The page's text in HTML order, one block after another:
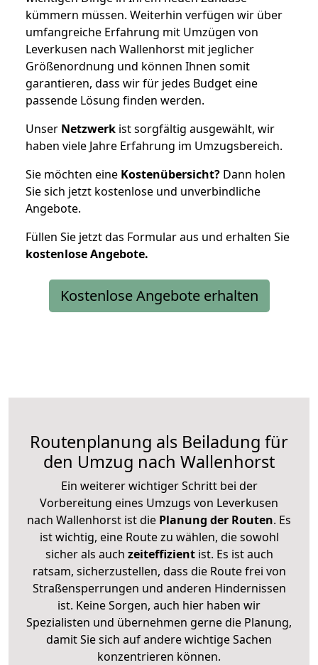
kümmern müssen. Weiterhin verfügen wir über
umfangreiche Erfahrung mit Umzügen von
Leverkusen nach Wallenhorst mit jeglicher
Größenordnung und können Ihnen somit
garantieren, dass wir für jedes Budget eine
passende Lösung finden werden.
Unser Netzwerk ist sorgfältig ausgewählt, wir
haben viele Jahre Erfahrung im Umzugsbereich.
Sie möchten eine Kostenübersicht? Dann holen
Sie sich jetzt kostenlose und unverbindliche
Angebote.
Füllen Sie jetzt das Formular aus und erhalten Sie
kostenloseAngebote.
Kostenlose Angebote erhalten
Routenplanung als Beiladung für
den Umzug nach Wallenhorst
Ein weiterer wichtiger Schritt bei der
Vorbereitung eines Umzugs von Leverkusen
nach Wallenhorst ist die Planung der Routen. Es
ist wichtig, eine Route zu wählen, die sowohl
sicher als auch zeiteffizientist. Es ist auch
ratsam, sicherzustellen, dass die Route frei von
Straßensperrungen und anderen Hindernissen
ist. Keine Sorgen, auch hier haben wir
Spezialisten und übernehmen gerne die Planung,
damit Sie sich auf andere wichtige Sachen
konzentrieren können.